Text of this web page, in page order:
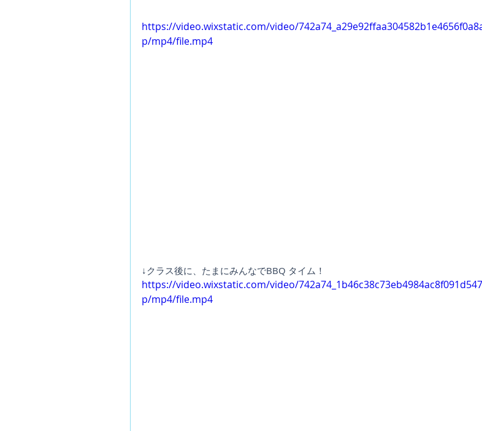
https://video.wixstatic.com/video/
p/mp4/file.mp4
↓クラス後に、たまにみんなでBBQ タイム！
https://video.wixstatic.com/video/
p/mp4/file.mp4